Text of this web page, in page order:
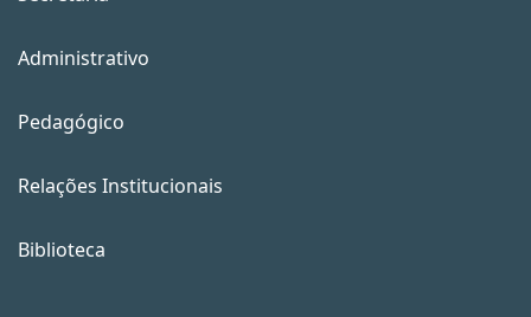
Administrativo
Pedagógico
Relações Institucionais
Biblioteca